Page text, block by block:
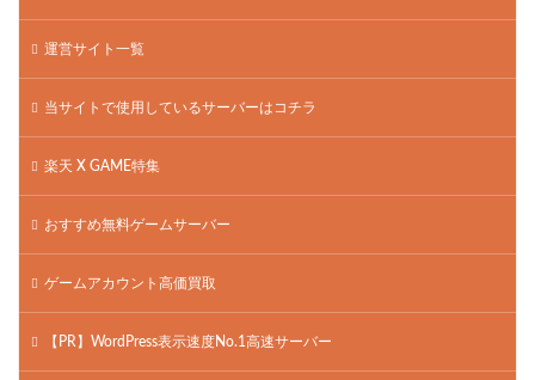
運営サイト一覧
当サイトで使用しているサーバーはコチラ
楽天 X GAME特集
おすすめ無料ゲームサーバー
ゲームアカウント高価買取
【PR】WordPress表示速度No.1高速サーバー